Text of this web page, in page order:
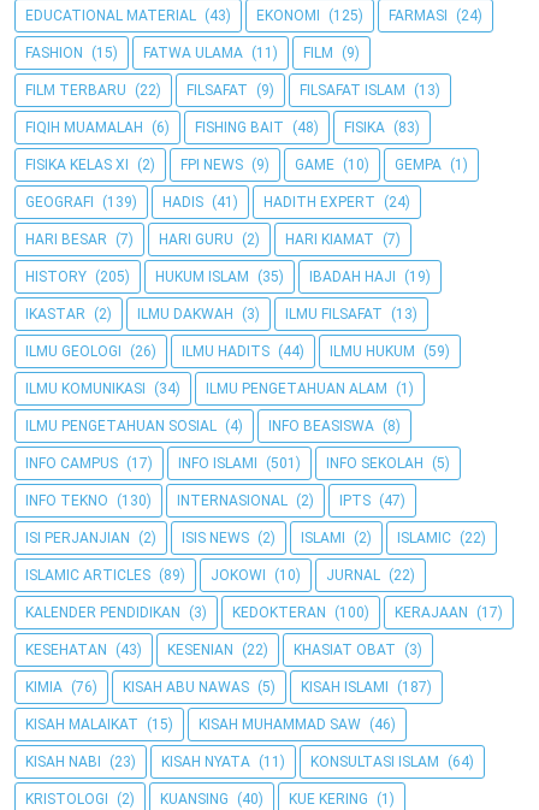
EDUCATIONAL MATERIAL (43) EKONOMI (125) FARMASI (24)
FASHION (15) FATWA ULAMA (11) FILM (9)
FILM TERBARU (22) FILSAFAT (9) FILSAFAT ISLAM (13)
FIQIH MUAMALAH (6) FISHING BAIT (48) FISIKA (83)
FISIKA KELAS XI (2) FPI NEWS (9) GAME (10) GEMPA (1)
GEOGRAFI (139) HADIS (41) HADITH EXPERT (24)
HARI BESAR (7) HARI GURU (2) HARI KIAMAT (7)
HISTORY (205) HUKUM ISLAM (35) IBADAH HAJI (19)
IKASTAR (2) ILMU DAKWAH (3) ILMU FILSAFAT (13)
ILMU GEOLOGI (26) ILMU HADITS (44) ILMU HUKUM (59)
ILMU KOMUNIKASI (34) ILMU PENGETAHUAN ALAM (1)
ILMU PENGETAHUAN SOSIAL (4) INFO BEASISWA (8)
INFO CAMPUS (17) INFO ISLAMI (501) INFO SEKOLAH (5)
INFO TEKNO (130) INTERNASIONAL (2) IPTS (47)
ISI PERJANJIAN (2) ISIS NEWS (2) ISLAMI (2) ISLAMIC (22)
ISLAMIC ARTICLES (89) JOKOWI (10) JURNAL (22)
KALENDER PENDIDIKAN (3) KEDOKTERAN (100) KERAJAAN (17)
KESEHATAN (43) KESENIAN (22) KHASIAT OBAT (3)
KIMIA (76) KISAH ABU NAWAS (5) KISAH ISLAMI (187)
KISAH MALAIKAT (15) KISAH MUHAMMAD SAW (46)
KISAH NABI (23) KISAH NYATA (11) KONSULTASI ISLAM (64)
KRISTOLOGI (2) KUANSING (40) KUE KERING (1)